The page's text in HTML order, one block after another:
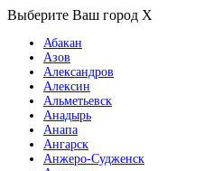
Выберите Ваш город X
Абакан
Азов
Александров
Алексин
Альметьевск
Анадырь
Анапа
Ангарск
Анжеро-Судженск